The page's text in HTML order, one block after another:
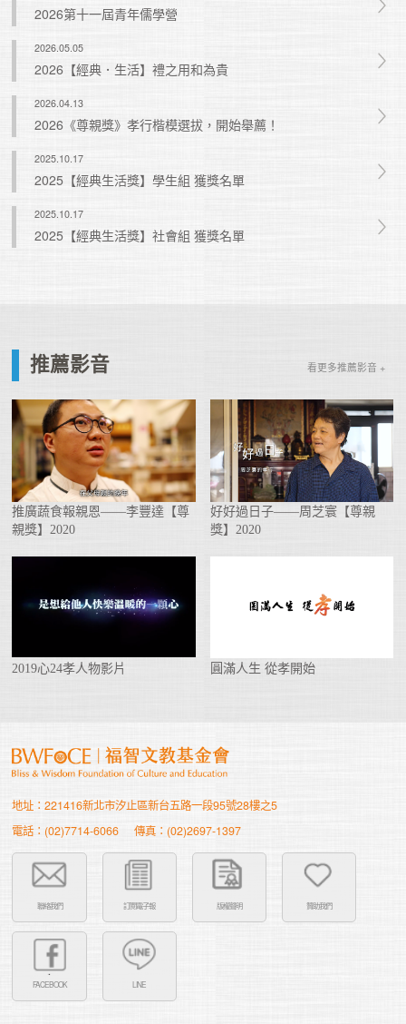
2026第十一屆青年儒學營
2026.05.05
2026【經典．生活】禮之用和為貴
2026.04.13
2026《尊親獎》孝行楷模選拔，開始舉薦！
2025.10.17
2025【經典生活獎】學生組 獲獎名單
2025.10.17
2025【經典生活獎】社會組 獲獎名單
推薦影音 看更多推薦影音 +
推廣蔬食報親恩——李豐達【尊
親獎】2020
好好過日子——周芝寰【尊親
獎】2020
2019心24孝人物影片 圓滿人生 從孝開始
地址：221416新北市汐止區新台五路一段95號28樓之5
電話：(02)7714-6066
傳真：(02)2697-1397
聯絡我們 訂閱電子報 版權聲明 贊助我們
FACEBOOK LINE